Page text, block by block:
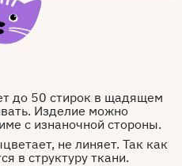
до 50 стирок в щадящем
Изделие можно
с изнаночной стороны.
не линяет. Так как
в структуру ткани.